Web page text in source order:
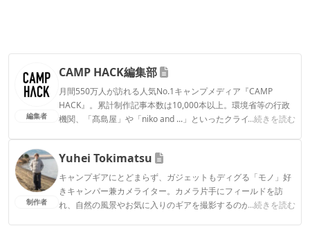
編集者
CAMP HACK編集部
月間550万人が訪れる人気No.1キャンプメディア『CAMP
HACK』。累計制作記事本数は10,000本以上。環境省等の行政
機関、「髙島屋」や「niko and ...」といったクライアントとの
...続きを読む
CAMP HACK編集部のプロフィール
制作者
Yuhei Tokimatsu
キャンプギアにとどまらず、ガジェットもディグる「モノ」好
きキャンパー兼カメライター。カメラ片手にフィールドを訪
れ、自然の風景やお気に入りのギアを撮影するのが趣味。
...続きを読む
Yuhei Tokimatsuのプロフィール